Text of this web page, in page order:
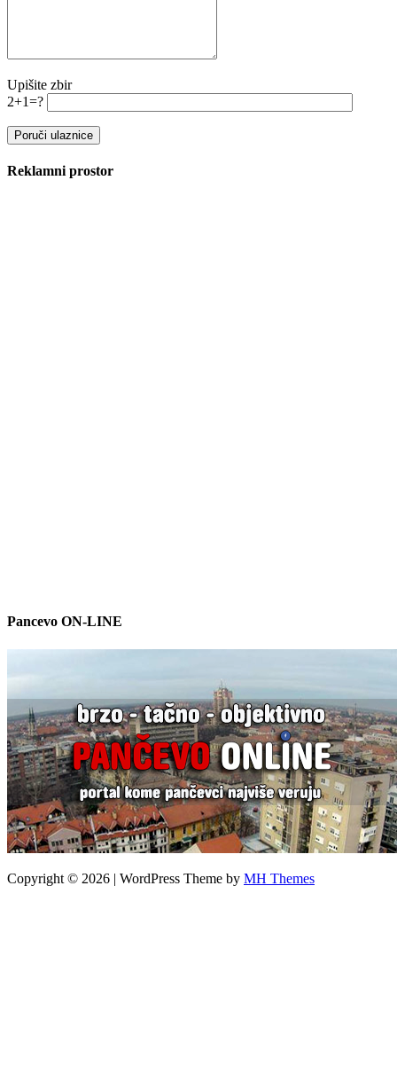
Upišite zbir
2+1=?
Reklamni prostor
Pancevo ON-LINE
Copyright © 2026 | WordPress Theme by MH Themes